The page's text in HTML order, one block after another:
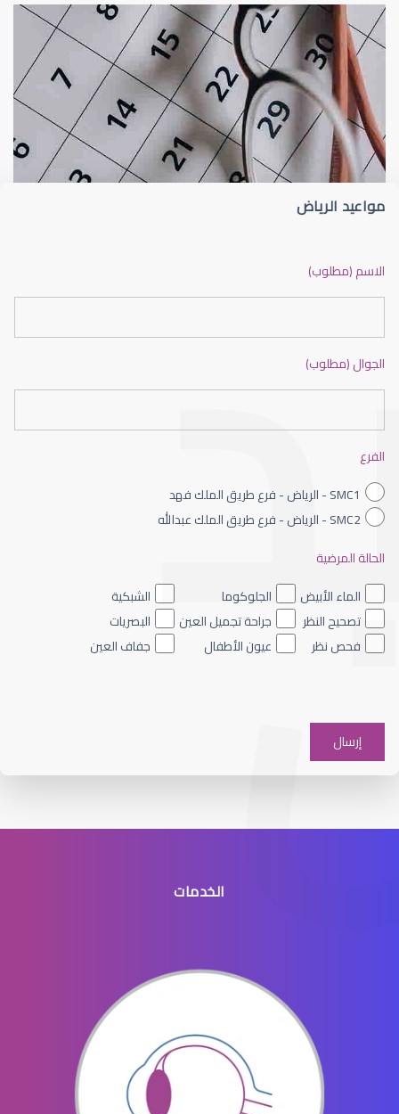
شعيرة الجفن أو الجُدجد (Stye)
الجراحة التجميلية للعين
العمليات التجميلية للعين
الجراحة التجميلية للعيون
جراحه تجميل العيون
جراحة تجميل العينين
مواعيد الرياض
الاسم (مطلوب)
الجوال (مطلوب)
الفرع
SMC1 - الرياض - فرع طريق الملك فهد
SMC2 - الرياض - فرع طريق الملك عبدالله
الحالة المرضية
الماء الأبيض
الجلوكوما
الشبكية
تصحيح النظر
جراحة تجميل العين
البصريات
فحص نظر
عيون الأطفال جفاف العين
الخدمات